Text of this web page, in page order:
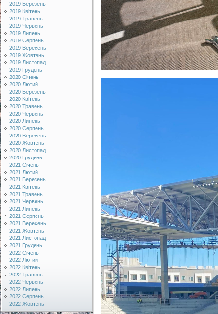
2019 Березень
2019 Квітень
2019 Травень
2019 Червень
2019 Липень
2019 Серпень
2019 Вересень
2019 Жовтень
2019 Листопад
2019 Грудень
2020 Січень
2020 Лютий
2020 Березень
2020 Квітень
2020 Травень
2020 Червень
2020 Липень
2020 Серпень
2020 Вересень
2020 Жовтень
2020 Листопад
2020 Грудень
2021 Січень
2021 Лютий
2021 Березень
2021 Квітень
2021 Травень
2021 Червень
2021 Липень
2021 Серпень
2021 Вересень
2021 Жовтень
2021 Листопад
2021 Грудень
2022 Січень
2022 Лютий
2022 Квітень
2022 Травень
2022 Червень
2022 Липень
2022 Серпень
2022 Жовтень